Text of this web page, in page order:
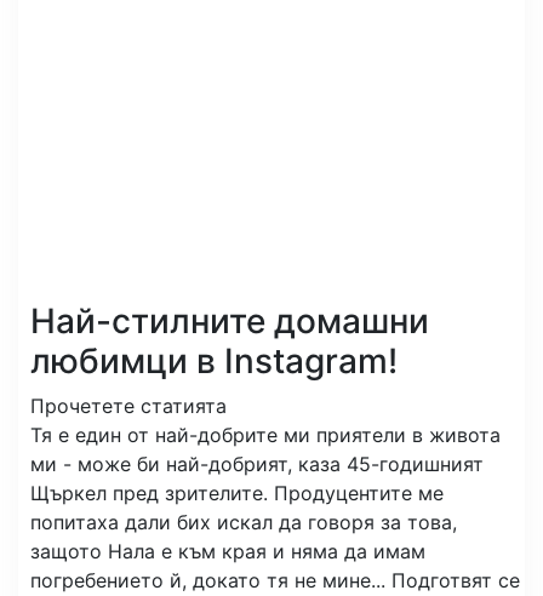
Най-стилните домашни
любимци в Instagram!
Прочетете статията
Тя е един от най-добрите ми приятели в живота
ми - може би най-добрият, каза 45-годишният
Щъркел пред зрителите. Продуцентите ме
попитаха дали бих искал да говоря за това,
защото Нала е към края и няма да имам
погребението й, докато тя не мине... Подготвят се